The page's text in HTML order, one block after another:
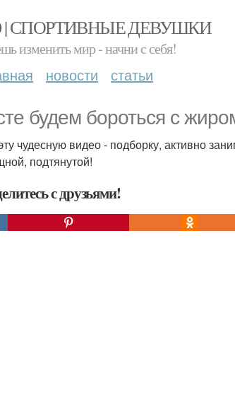
| СПОРТИВНЫЕ ДЕВУШКИ
изменить мир - начни с себя!
новости статьи
будем бороться с
чудесную видео - подборку, активно
подтянутой!
с друзьями!